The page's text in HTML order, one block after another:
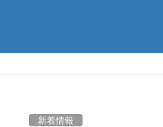
新着情報